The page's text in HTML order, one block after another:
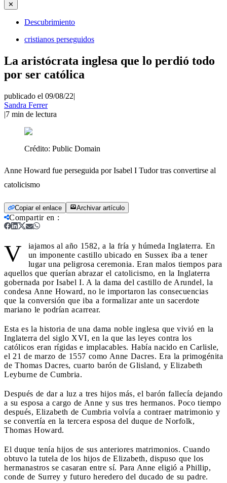
✕
Descubrimiento
cristianos perseguidos
La aristócrata inglesa que lo perdió todo
por ser católica
publicado el 09/08/22|
Sandra Ferrer
|7 min de lectura
Crédito: Public Domain
Anne Howard fue perseguida por Isabel I Tudor tras convertirse al
catolicismo
Copiar el enlace Archivar artículo
Compartir en :
V
iajamos al año 1582, a la fría y húmeda Inglaterra. En
un imponente castillo ubicado en Sussex iba a tener
lugar una peligrosa ceremonia. Eran malos tiempos para
aquellos que querían abrazar el catolicismo, en la Inglaterra
gobernada por Isabel I. A la dama del castillo de Arundel, la
condesa Anne Howard, no le importaron las consecuencias
que la conversión que iba a formalizar ante un sacerdote
mariano le podrían acarrear.
Esta es la historia de una dama noble inglesa que vivió en la
Inglaterra del siglo XVI, en la que las leyes contra los
católicos eran rígidas e implacables. Había nacido en Carlisle,
el 21 de marzo de 1557 como Anne Dacres. Era la primogénita
de Thomas Dacres, cuarto barón de Glisland, y Elizabeth
Leyburne de Cumbria.
Después de dar a luz a tres hijos más, el barón fallecía dejando
a su esposa a cargo de Anne y sus tres hermanos. Poco tiempo
después, Elizabeth de Cumbria volvía a contraer matrimonio y
se convertía en la tercera esposa del duque de Norfolk,
Thomas Howard.
El duque tenía hijos de sus anteriores matrimonios. Cuando
obtuvo la tutela de los hijos de Elizabeth, dispuso que los
hermanastros se casaran entre sí. Para Anne eligió a Phillip,
conde de Surrey y futuro heredero del ducado de su padre.